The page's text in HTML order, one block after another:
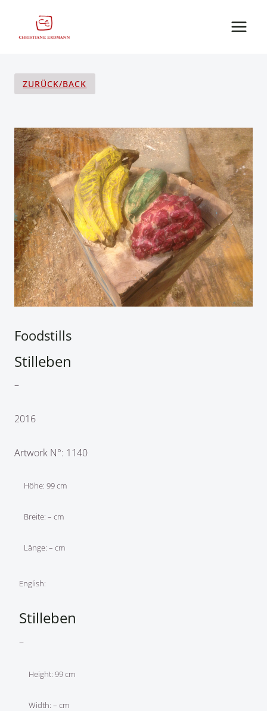
springen
ZURÜCK/BACK
Foodstills
Stilleben
–
2016
Artwork N°: 1140
Höhe: 99 cm
Breite: – cm
Länge: – cm
English:
Stilleben
–
Height: 99 cm
Width: – cm